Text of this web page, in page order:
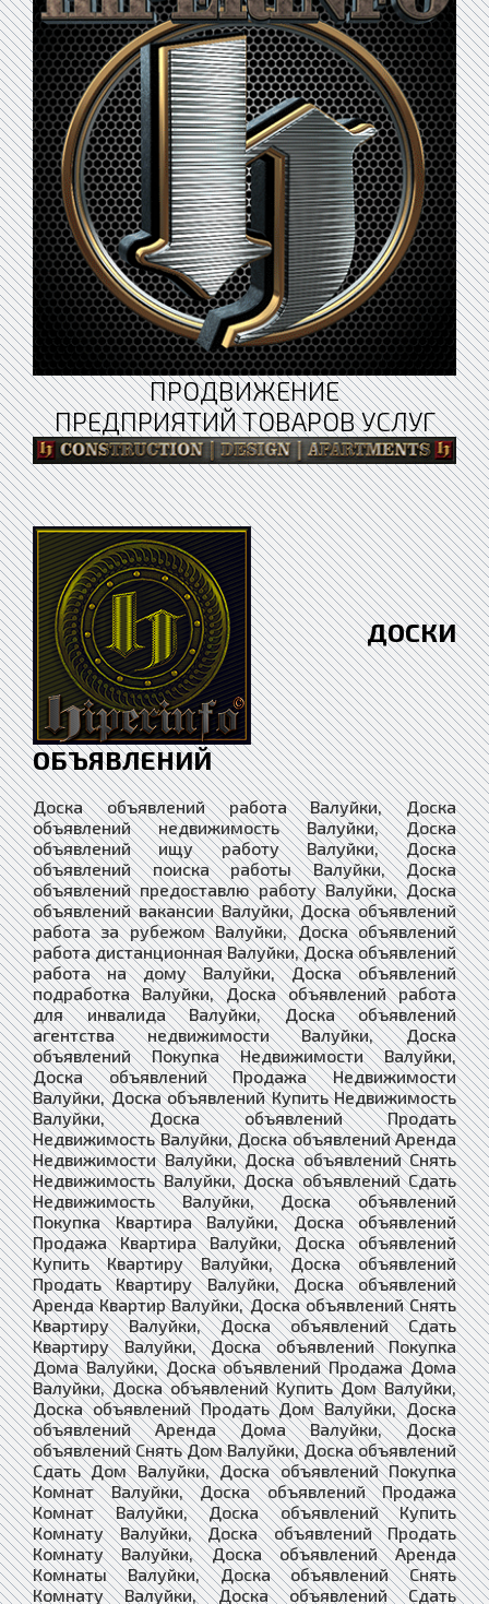
ПРОДВИЖЕНИЕ
ПРЕДПРИЯТИЙ ТОВАРОВ УСЛУГ
ДОСКИ
ОБЪЯВЛЕНИЙ
Доска объявлений работа Валуйки, Доска объявлений недвижимость Валуйки, Доска объявлений ищу работу Валуйки, Доска объявлений поиска работы Валуйки, Доска объявлений предоставлю работу Валуйки, Доска объявлений вакансии Валуйки, Доска объявлений работа за рубежом Валуйки, Доска объявлений работа дистанционная Валуйки, Доска объявлений работа на дому Валуйки, Доска объявлений подработка Валуйки, Доска объявлений работа для инвалида Валуйки, Доска объявлений агентства недвижимости Валуйки, Доска объявлений Покупка Недвижимости Валуйки, Доска объявлений Продажа Недвижимости Валуйки, Доска объявлений Купить Недвижимость Валуйки, Доска объявлений Продать Недвижимость Валуйки, Доска объявлений Аренда Недвижимости Валуйки, Доска объявлений Снять Недвижимость Валуйки, Доска объявлений Сдать Недвижимость Валуйки, Доска объявлений Покупка Квартира Валуйки, Доска объявлений Продажа Квартира Валуйки, Доска объявлений Купить Квартиру Валуйки, Доска объявлений Продать Квартиру Валуйки, Доска объявлений Аренда Квартир Валуйки, Доска объявлений Снять Квартиру Валуйки, Доска объявлений Сдать Квартиру Валуйки, Доска объявлений Покупка Дома Валуйки, Доска объявлений Продажа Дома Валуйки, Доска объявлений Купить Дом Валуйки, Доска объявлений Продать Дом Валуйки, Доска объявлений Аренда Дома Валуйки, Доска объявлений Снять Дом Валуйки, Доска объявлений Сдать Дом Валуйки, Доска объявлений Покупка Комнат Валуйки, Доска объявлений Продажа Комнат Валуйки, Доска объявлений Купить Комнату Валуйки, Доска объявлений Продать Комнату Валуйки, Доска объявлений Аренда Комнаты Валуйки, Доска объявлений Снять Комнату Валуйки, Доска объявлений Сдать Комнату Валуйки, Доска объявлений загородная недвижимость Валуйки, Доска объявлений коммерческая недвижимость Валуйки, Доска объявлений недвижимость за рубежом Валуйки, Доска объявлений риэлторы Валуйки, Доска объявлений строительство Валуйки, Доска объявлений строительство материалы Валуйки, Доска объявлений строительство оВалуйкиудование Валуйки, Доска объявлений столярные изделия Валуйки, Доска объявлений мебель Валуйки, Доска объявлений продажа изделий из древесины Валуйки, Доска объявлений продажа шпона и пиломатериалов Валуйки, Доска объявлений строительство домов Валуйки, Доска объявлений стекло изделия Валуйки, Доска объявлений сантехника купить Валуйки, Доска объявлений ландшафтный дизайн Валуйки, Доска объявлений архитектура и дизайн Валуйки, Доска объявлений предприятия организации Валуйки, Доска объявлений компании фирмы Валуйки, Доска объявлений бригады строителей Валуйки, Доска объявлений демонтаж разВалуйкика Валуйки, Доска объявлений монтаж сВалуйкика Валуйки, Доска объявлений установка соединение Валуйки, Доска объявлений вывоз мусора Валуйки, Доска объявлений клининг уВалуйкика Валуйки, Доска объявлений перепланировка помещений Валуйки, Доска объявлений перепланировка зданий Валуйки, Доска объявлений перепланировка сооружений Валуйки, Доска объявлений перепланировка квартиры Валуйки, Доска объявлений перепланировка дома Валуйки, Доска объявлений перепланировка участка Валуйки, Доска объявлений проектные работы Валуйки, Доска объявлений электромонтаж Валуйки, Доска объявлений ремонт и отделка Валуйки, Доска объявлений ремонт и обслуживание Валуйки, Доска объявлений отделка и дизайн квартир Валуйки, Доска объявлений дизайн интерьера Валуйки, Доска объявлений купить сруб дома Валуйки, Доска объявлений строительство коттеджей Валуйки, Доска объявлений дом в кредит Валуйки, Доска объявлений квартира в кредит Валуйки, Доска объявлений оцилиндрованное бревно Валуйки, Доска объявлений дом из бревна Валуйки, Доска объявлений клееный брус Валуйки, Доска объявлений дом из бруса Валуйки, Доска объявлений дом из кирпича Валуйки, Доска объявлений каркасные дома Валуйки, Доска объявлений бетон и железобетон Валуйки, Доска объявлений бетон купить Валуйки, Доска объявлений гипсокартон Валуйки, Доска объявлений штукатурные работы Валуйки, Доска объявлений малярные работы Валуйки, Доска объявлений облицовка Валуйки, Доска объявлений колодцы скважины Валуйки, Доска объявлений балкон лоджия Валуйки, Доска объявлений камины печи барбекю Валуйки, Доска объявлений ванная туалет под ключ Валуйки, Доска объявлений кухня отделка ремонт Валуйки, Доска объявлений окна двери купить Валуйки, Доска объявлений потолки заказать Валуйки, Доска объявлений полы ремонт Валуйки, Доска объявлений стены отделка Валуйки, Доска объявлений грузчики Валуйки, Доска объявлений подсобники разнорабочие Валуйки, Доска объявлений независимый эксперт Валуйки, Доска объявлений товары Валуйки, Доска объявлений товары из китая Валуйки, Доска объявлений товары с доставкой Валуйки, Доска объявлений услуги Валуйки, Доска объявлений поиск услуг и специалистов Валуйки, Доска объявлений оказание услуг Валуйки, Доска объявлений предложения услуг и сервисов Валуйки, Доска объявлений услуги купить и доставить Валуйки, Доска объявлений услуги и предложения Валуйки, Доска объявлений магазин Валуйки, Доска объявлений интернет-магазин Валуйки, Доска объявлений магазин оВалуйкиудование Валуйки, Доска объявлений средства связи Валуйки, Доска объявлений табачные изделия Валуйки, Доска объявлений одежда и обувь Валуйки, Доска объявлений текстиль Валуйки, Доска объявлений галантерея Валуйки, Доска объявлений текстильная галантерея Валуйки, Доска объявлений зоотовары Валуйки, Доска объявлений интернет-зоомагазин Валуйки, Доска объявлений животные Валуйки, Доска объявлений растения Валуйки, Доска объявлений цветы Валуйки, Доска объявлений семена и саженцы Валуйки, Доска объявлений канцтовары Валуйки, Доска объявлений книги и печать Валуйки, Доска объявлений косметика парфюмерия Валуйки, Доска объявлений подарки сувениры Валуйки, Доска объявлений ювелирные изделия часы Валуйки, Доска объявлений бытовая техника Валуйки, Доска объявлений электроника Валуйки, Доска объявлений хозяйственные товары Валуйки, Доска объявлений товары для детей Валуйки, Доска объявлений товары услуги для спорта Валуйки, Доска объявлений для презентаций Валуйки, Доска объявлений товары для сферы услуг Валуйки, Доска объявлений сырье и материалы Валуйки, Доска объявлений топливо гсм масла Валуйки, Доска объявлений нефть и нефтепродукты Валуйки, Доска объявлений дрова опилки Валуйки, Доска объявлений тара и упаковка Валуйки, Доска объявлений упаковочные материалы Валуйки, Доска объявлений специализированные товары Валуйки, Доска объявлений связь и телекоммуникации Валуйки, Доска объявлений складские услуги Валуйки, Доска объявлений логистика и склад Валуйки, Доска объявлений торговля оптовая розничная Валуйки, Доска объявлений торговля и обмен Валуйки, Доска объявлений службы доставки Валуйки, Доска объявлений общественное питание Валуйки, Доска объявлений бары рестораны кафе Валуйки, Доска объявлений бытовые услуги Валуйки, Доска объявлений видео аудио Валуйки, Доска объявлений мусор и утильсырье Валуйки, Доска объявлений деловые связи бизнес Валуйки, Доска объявлений интернет и телевидение Валуйки, Доска объявлений интернет и сми Валуйки, Доска объявлений информационная безопасность Валуйки, Доска объявлений информационные технологии Валуйки, Доска объявлений услуги разного профиля Валуйки, Доска объявлений комплексные услуги Валуйки, Доска объявлений медицинские услуги Валуйки, Доска объявлений развлекательные услуги Валуйки, Доска объявлений ремонтные работы услуги Валуйки, Доска объявлений ритуальные услуги Валуйки, Доска объявлений питьевая вода продажа Валуйки, Доска объявлений туристические компании услуги Валуйки, Доска объявлений образование и наука Валуйки, Доска объявлений магия Валуйки, Доска объявлений обслуживание торжеств Валуйки, Доска объявлений эмиграционные услуги Валуйки, Доска объявлений бухгалтерский аудит Валуйки, Доска объявлений безопасность охрана Валуйки, Доска объявлений веб-дизайн / web design Валуйки, Доска объявлений гостиничные услуги Валуйки, Доска объявлений услуги переводчика Валуйки, Доска объявлений сертификация продукции Валуйки, Доска объявлений юридические услуги Валуйки, Доска объявлений услуги юриста Валуйки, Доска объявлений услуги адвоката Валуйки, Доска объявлений транспорт Валуйки, Доска объявлений авто Валуйки, Доска объявлений спецтехника и грузовики Валуйки, Доска объявлений ремонт транспорта Валуйки, Доска объявлений шины диски Валуйки, Доска объявлений автотюнинг аксессуары Валуйки, Доска объявлений аэрография Валуйки, Доска объявлений легковые автомобили Валуйки, Доска объявлений Продажа бу автомобилей Валуйки, Доска объявлений автомобиль с пробегом Валуйки, Доска объявлений дорожно-строительная техника Валуйки, Доска объявлений автобусы микроавтобусы Валуйки, Доска объявлений автомасла и автохимия Валуйки, Доска объявлений автозапчасти и оВалуйкиудование Валуйки, Доска объявлений попутный груз по россии Валуйки, Доска объявлений продать купить авто Валуйки, Доска объявлений обмен транспорта Валуйки, Доска объявлений мопеды скутеры купить Валуйки, Доска объявлений мотоциклы купить Валуйки, Доска объявлений мотороллеры квадроциклы Валуйки, Доска объявлений продажа мототехники Валуйки, Доска объявлений автомотошколы права цены Валуйки, Доска объявлений автостоянки автопарковки Валуйки, Доска объявлений автослесарь автомеханик Валуйки, Доска объявлений авторынки и авто сайты Валуйки, Доска объявлений автомобилестроение Валуйки, Доска объявлений внедорожники кроссоверы Валуйки, Доска объявлений джипы паркетники Валуйки, Доска объявлений субкомпактные хэтчбеки Валуйки, Доска объявлений Мини-SUV всех марок Валуйки, Доска объявлений автокаталоги Валуйки, Доска объявлений автосалоны автомагазины Валуйки, Доска объявлений автоюрист страхование Валуйки, Доска объявлений выкуп битых авто Валуйки, Доска объявлений автоломбард Валуйки, Доска объявлений аренда прокат авто Валуйки, Доска объявлений доставка грузов Валуйки, Доска объявлений сельхозтехника б/у купить Валуйки, Доска объявлений купить сельхозтехнику Валуйки, Доска объявлений трактора и тягачи Валуйки, Доска объявлений общественный транспорт Валуйки, Доска объявлений ж/д транспорт Валу